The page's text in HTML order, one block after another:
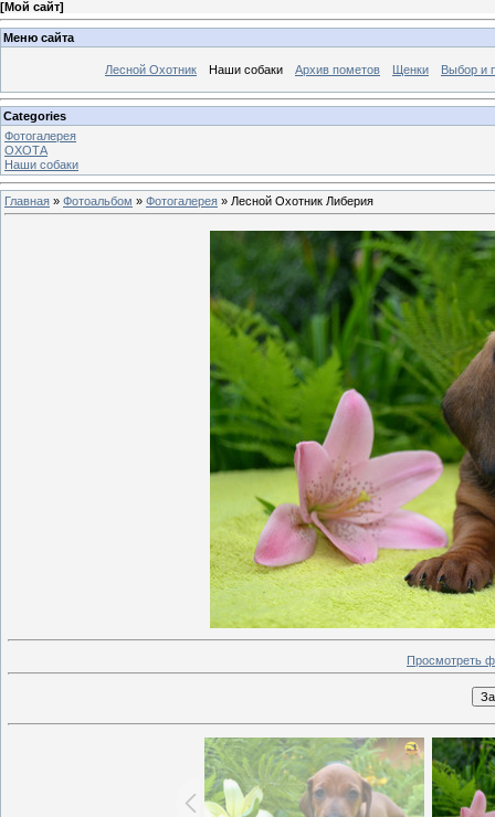
[Мой сайт]
Меню сайта
Лесной Охотник Наши собаки Архив пометов Щенки Выбор и
Categories
Фотогалерея
ОХОТА
Наши собаки
Главная » Фотоальбом » Фотогалерея » Лесной Охотник Либерия
Просмотреть